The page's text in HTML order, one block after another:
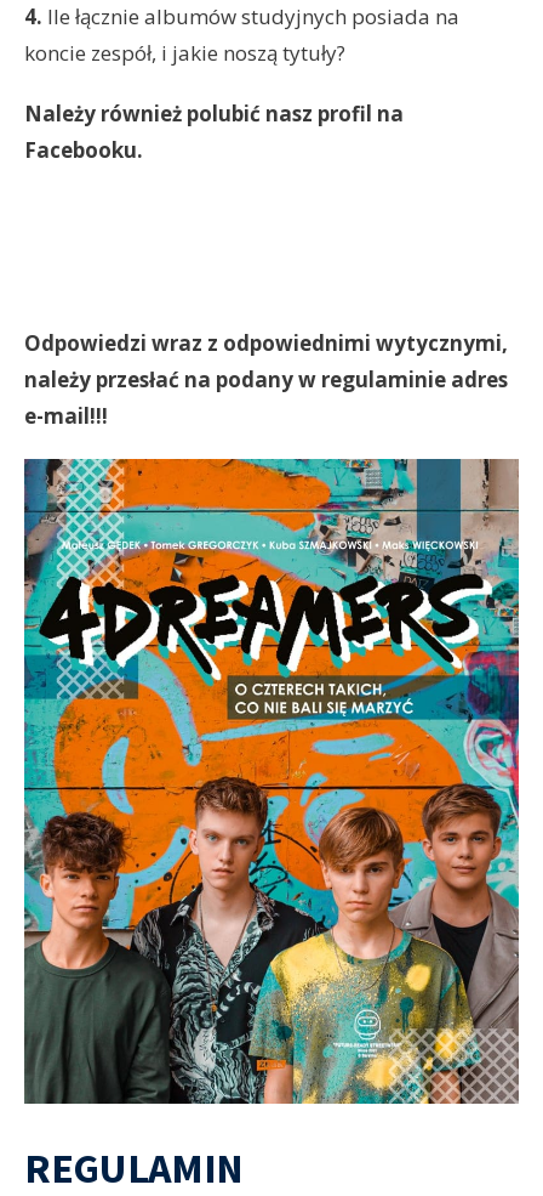
4. Ile łącznie albumów studyjnych posiada na
koncie zespół, i jakie noszą tytuły?
Należy również polubić nasz profil na
Facebooku.
Odpowiedzi wraz z odpowiednimi wytycznymi,
należy przesłać na podany w regulaminie adres
e-mail!!!
REGULAMIN